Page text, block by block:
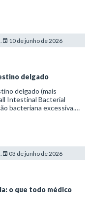
10 de junho de 2026
delgado
delgado (mais
Intestinal Bacterial
bacteriana excessiva.
03 de junho de 2026
o que todo médico